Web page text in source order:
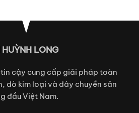
LONG
cậy cung cấp giải pháp toàn
dò kim loại và dây chuyền sản
đầu Việt Nam.